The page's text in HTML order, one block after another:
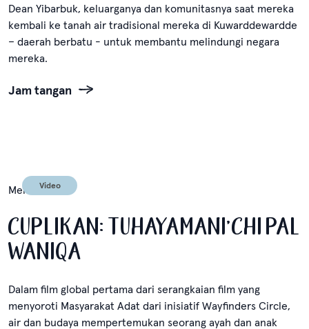
Dean Yibarbuk, keluarganya dan komunitasnya saat mereka
kembali ke tanah air tradisional mereka di Kuwarddewardde
– daerah berbatu - untuk membantu melindungi negara
mereka.
Jam tangan
Video
Mei 12, 2024
CUPLIKAN: TUHAYAMANI'CHI PAL
WANIQA
Dalam film global pertama dari serangkaian film yang
menyoroti Masyarakat Adat dari inisiatif Wayfinders Circle,
air dan budaya mempertemukan seorang ayah dan anak